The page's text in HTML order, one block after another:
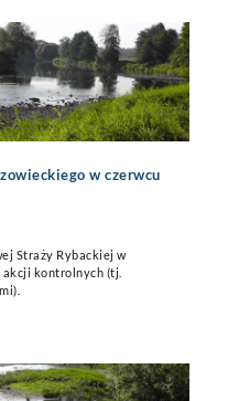
w czerwcu
Straży Rybackiej w
kontrolnych (tj.